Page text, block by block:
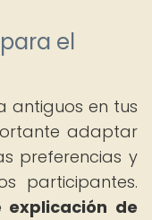
el
antiguos en tus
adaptar
preferencias y
participantes.
explicación de